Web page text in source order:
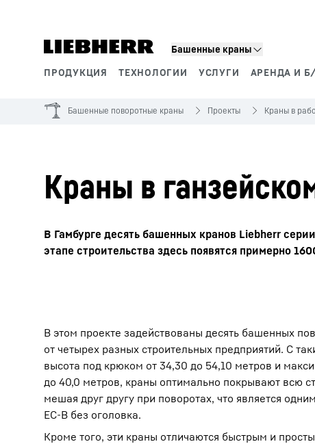
Башенные краны
ПРОДУКЦИЯ
ТЕХНОЛОГИИ УСЛУГИ АРЕНДА И
Подробнее о компании
Башенные поворотные краны Проекты Краны в
Краны в
В Гамбурге десять башенных кранов Liebherr
этапе строительства здесь появятся примерно
В этом проекте задействованы десять башенных
от четырех разных строительных предприятий. С
высота под крюком от 34,30 до 54,10 метров и
до 40,0 метров, краны оптимально покрывают всю
мешая друг другу при поворотах, что является
ЕС-В без оголовка.
Кроме того, эти краны отличаются быстрым и